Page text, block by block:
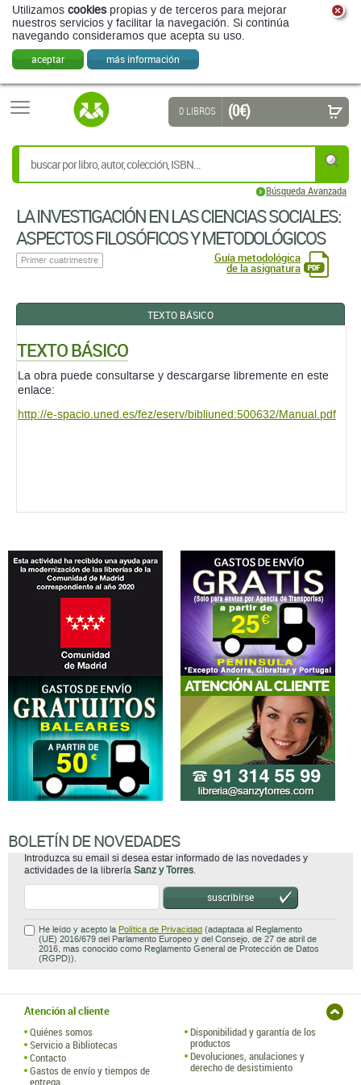
Utilizamos cookies propias y de terceros para mejorar
nuestros servicios y facilitar la navegación. Si continúa
navegando consideramos que acepta su uso.
aceptar más información
Búsqueda Avanzada
0 LIBROS (0 €)
LA INVESTIGACIÓN EN LAS CIENCIAS SOCIALES:
ASPECTOS FILOSÓFICOS Y METODOLÓGICOS
Primer cuatrimestre Guía metodológica
de la asignatura
TEXTO BÁSICO
TEXTO BÁSICO
La obra puede consultarse y descargarse libremente en este
enlace:
http://e-spacio.uned.es/fez/eserv/bibliuned:500632/Manual.pdf
BOLETÍN DE NOVEDADES
Introduzca su email si desea estar informado de las novedades y
actividades de la librería Sanz y Torres.
suscribirse
He leído y acepto la Política de Privacidad (adaptada al Reglamento
(UE) 2016/679 del Parlamento Europeo y del Consejo, de 27 de abril de
2016, mas conocido como Reglamento General de Protección de Datos
(RGPD)).
Atención al cliente
Quiénes somos
Servicio a Bibliotecas
Contacto
Gastos de envío y tiempos de
entrega
Disponibilidad y garantía de los
productos
Devoluciones, anulaciones y
derecho de desistimiento